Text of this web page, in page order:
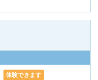
体験できます